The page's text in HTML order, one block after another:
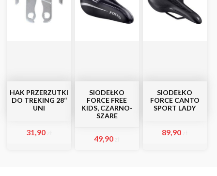
HAK PRZERZUTKI
DO TREKING 28‘‘
UNI
31,90
SIODEŁKO
FORCE FREE
KIDS, CZARNO-
SZARE
49,90
SIODEŁKO
FORCE CANTO
SPORT LADY
89,90